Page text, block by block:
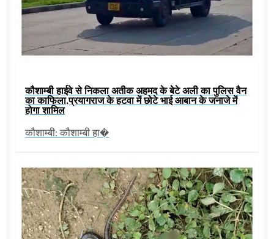
कौशाम्बी हाईवे से निकला अतीक अहमद के बेटे अली का पुलिस वैन
का काफिला,प्रयागराज के हटवा में छोटे भाई आबान के जनाजे में
होगा शामिल
कौशाम्बी: कौशाम्बी हा�